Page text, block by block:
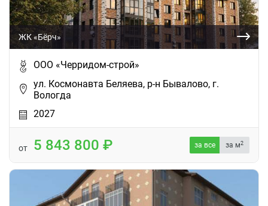
ЖК «Бёрч»
ООО «Черридом-строй»
ул. Космонавта Беляева, р-н Бывалово, г.
Вологда
2027
от 5 843 800 за все за м2